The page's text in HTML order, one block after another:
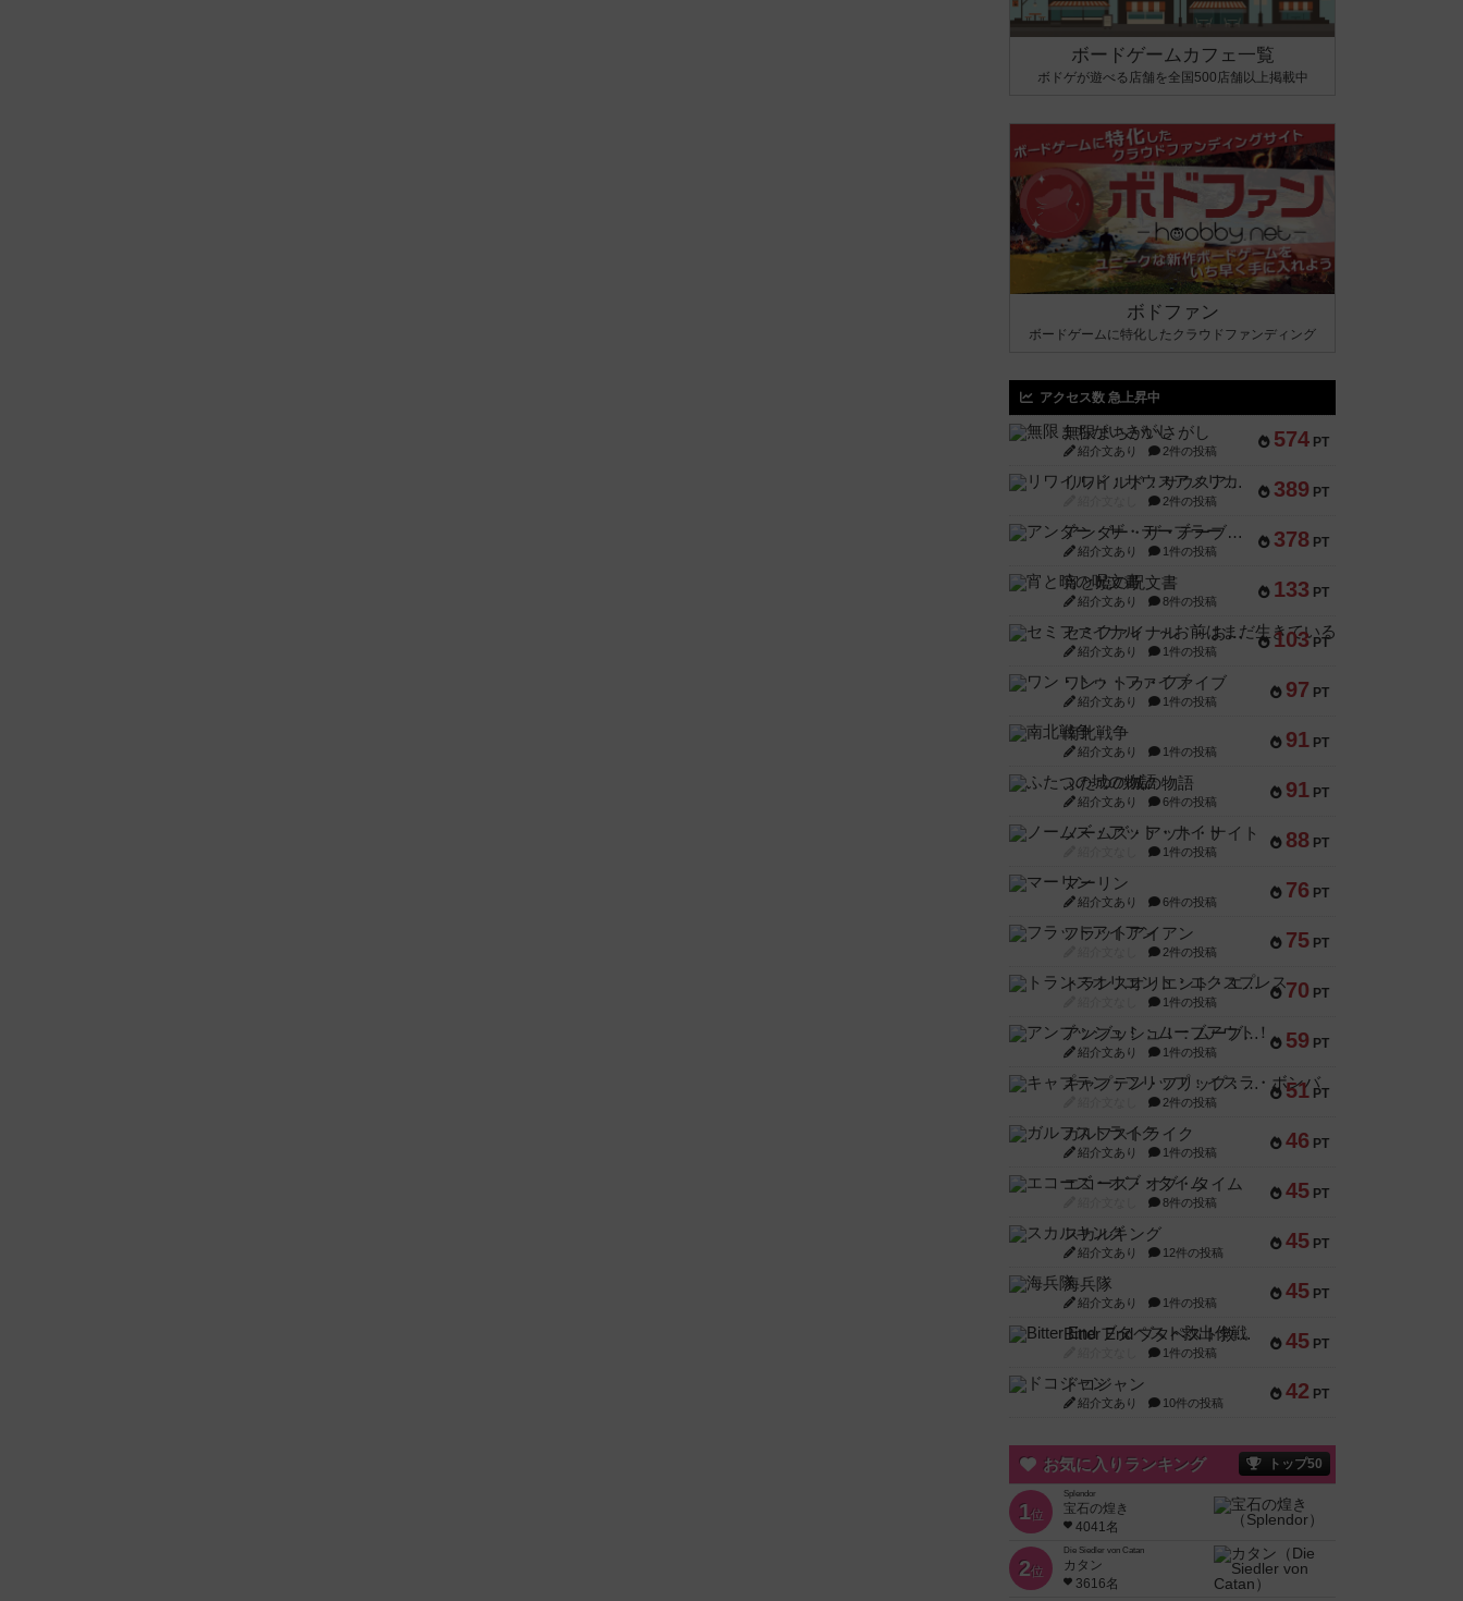
ボードゲームカフェ一覧
ボドゲが遊べる店舗を全国500店舗以上掲載中
ボドファン
ボードゲームに特化したクラウドファンディング
アクセス数 急上昇中
574 PT
無限まちがいさがし
紹介文あり 2件の投稿
389 PT
リワイルド：サウスアメリカ
2件の投稿
378 PT
アンダー・ザ・テーブラー
紹介文あり 1件の投稿
133 PT
宵と暁の呪文書
紹介文あり 8件の投稿
103 PT
セミファイナル ～お前はまだ生きている～
紹介文あり 1件の投稿
97 PT
ワン・トゥ・ファイブ
紹介文あり 1件の投稿
91 PT
南北戦争
紹介文あり 1件の投稿
91 PT
ふたつの城の物語
紹介文あり 6件の投稿
88 PT
ノームズ・アット・ナイト
1件の投稿
76 PT
マーリン
紹介文あり 6件の投稿
75 PT
フラットアイアン
2件の投稿
70 PT
トランスオリエント・エクスプレス
1件の投稿
59 PT
アンブッシュ！：ムーブアウト！
紹介文あり 1件の投稿
51 PT
キャプテン・フリップ：イスラ・ボンバ
2件の投稿
46 PT
ガルフストライク
紹介文あり 1件の投稿
45 PT
エコーズ・オブ・タイム
8件の投稿
45 PT
スカルキング
紹介文あり 12件の投稿
45 PT
海兵隊
紹介文あり 1件の投稿
45 PT
Bitter End ブタペスト救出作戦
1件の投稿
42 PT
ドコジャン
紹介文あり 10件の投稿
お気に入りランキング トップ50
1位
Splendor
宝石の煌き
4041名
2位
Die Siedler von Catan
カタン
3616名